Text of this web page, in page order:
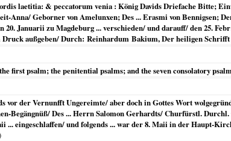
laetitia: & peccatorum venia : König Davids Driefache Bitte;
Anna/ Geborner von Amelunxen; Des ... Erasmi von
20. Januarii zu Magdeburg ... verschieden/ und darauff/ den 25.
außgeben/ Durch: Reinhardum Bakium, Der heiligen
first psalm; the penitential psalms; and the seven consolatory
vor der Vernunfft Ungereimte/ aber doch in Gottes Wort
Begängnüß/ Des ... Herrn Salomon Gerhardts/ Churfürstl.
... eingeschlaffen/ und folgends ... war der 8. Maii in der Haupt-